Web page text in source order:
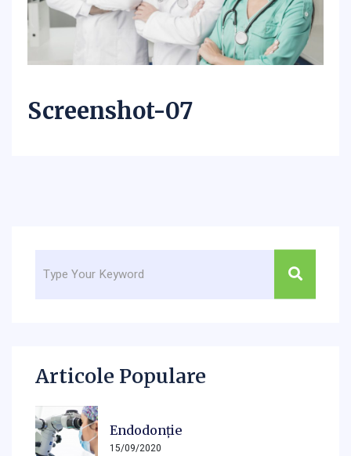
Screenshot-07
Articole Populare
Endodonție
15/09/2020